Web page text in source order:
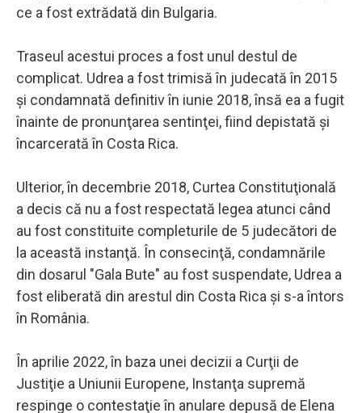
ce a fost extrădată din Bulgaria.
Traseul acestui proces a fost unul destul de
complicat. Udrea a fost trimisă în judecată în 2015
şi condamnată definitiv în iunie 2018, însă ea a fugit
înainte de pronunţarea sentinţei, fiind depistată şi
încarcerată în Costa Rica.
Ulterior, în decembrie 2018, Curtea Constituţională
a decis că nu a fost respectată legea atunci când
au fost constituite completurile de 5 judecători de
la această instanţă. În consecinţă, condamnările
din dosarul "Gala Bute" au fost suspendate, Udrea a
fost eliberată din arestul din Costa Rica şi s-a întors
în România.
În aprilie 2022, în baza unei decizii a Curţii de
Justiţie a Uniunii Europene, Instanţa supremă
respinge o contestaţie în anulare depusă de Elena